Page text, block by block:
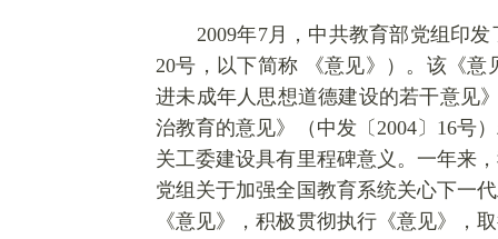
2009年7月，中共教育部党组印
20号，以下简称 《意见》）。该《
进未成年人思想道德建设的若干意见
治教育的意见》（中发〔2004〕16号
关工委建设具有里程碑意义。一年来
党组关于加强全国教育系统关心下一
《意见》，积极贯彻执行《意见》，